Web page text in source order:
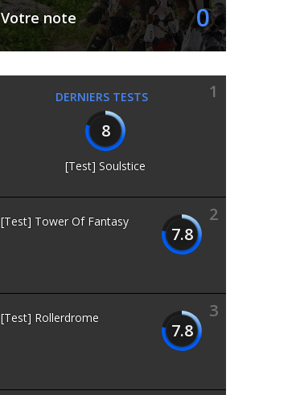
Votre note 0
DERNIERS TESTS
1
8
[Test] Soulstice
2
7.8
[Test] Tower Of Fantasy
3
7.8
[Test] Rollerdrome